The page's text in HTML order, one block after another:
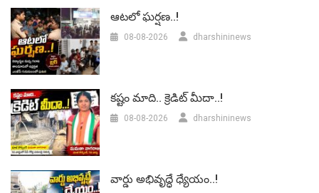
ఆటలో ఘర్షణ..!
08-08-2026 dharshininews
కష్టం మాది.. క్రెడిట్ మీదా..!
08-08-2026 dharshininews
వార్డు అభివృద్ధే ధ్యేయం..!